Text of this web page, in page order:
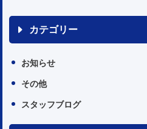
カテゴリー
お知らせ
その他
スタッフブログ